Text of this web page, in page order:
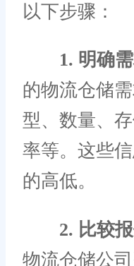
以下步骤：
1. 明确需
的物流仓储
型、数量、
率等。这些
的高低。
2. 比较报
物流仓储公